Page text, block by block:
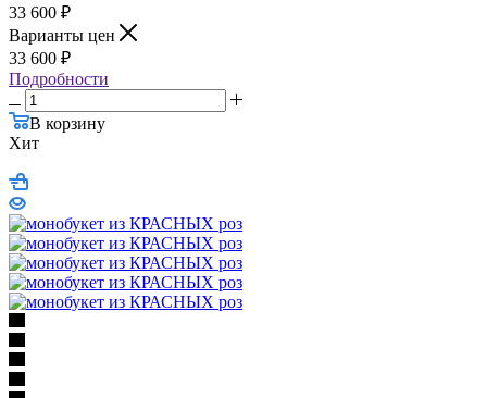
33 600 ₽
Варианты цен
33 600 ₽
Подробности
В корзину
Хит